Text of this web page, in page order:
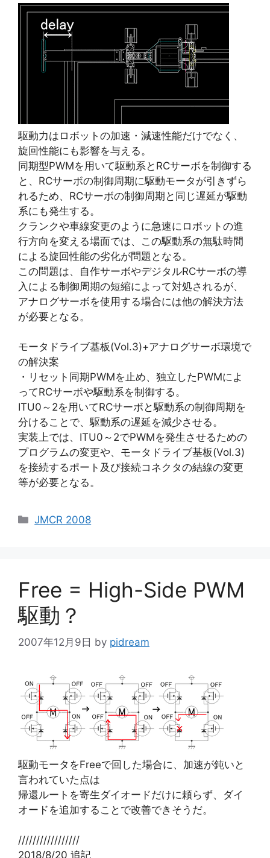
駆動力はロボットの加速・減速性能だけでなく、
旋回性能にも影響を与える。
同期型PWMを用いて駆動系とRCサーボを制御する
と、RCサーボの制御周期に駆動モータが引きずら
れるため、RCサーボの制御周期と同じ遅延が駆動
系にも発生する。
クランクや車線変更のように急速にロボットの進
行方向を変える場面では、この駆動系の無駄時間
による旋回性能の劣化が問題となる。
この問題は、自作サーボやデジタルRCサーボの導
入による制御周期の短縮によって対処されるが、
アナログサーボを使用する場合には他の解決方法
が必要となる。
モータドライブ基板(Vol.3)+アナログサーボ環境で
の解決案
・リセット同期PWMを止め、独立したPWMによ
ってRCサーボや駆動系を制御する。
ITU0～2を用いてRCサーボと駆動系の制御周期を
分けることで、駆動系の遅延を減少させる。
実装上では、ITU0～2でPWMを発生させるための
プログラムの変更や、モータドライブ基板(Vol.3)
を接続するポート及び接続コネクタの結線の変更
等が必要となる。
カ
JMCR 2008
Free = High-Side PWM
駆動？
2007年12月9日 by pidream
駆動モータをFreeで回した場合に、加速が鈍いと
言われていた点は
帰還ルートを寄生ダイオードだけに頼らず、ダイ
オードを追加することで改善できそうだ。
/////////////////
2018/8/20 追記